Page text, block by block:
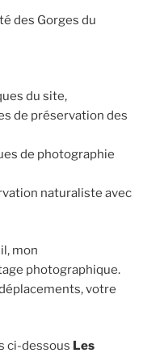
des Gorges du
du site,
de préservation des
de photographie
naturaliste avec
mon
photographique.
votre
ci-dessous Les